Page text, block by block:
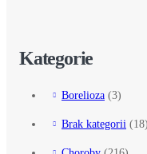
Kategorie
Borelioza (3)
Brak kategorii (18)